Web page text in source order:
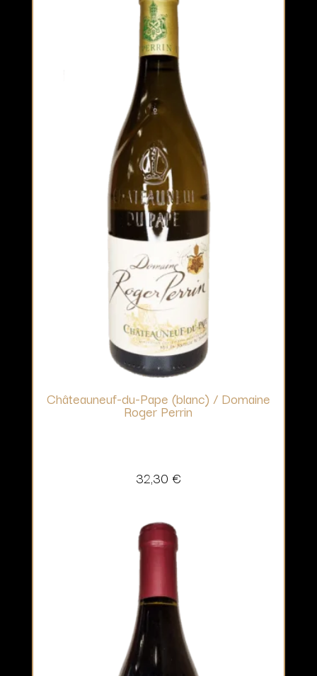
Châteauneuf-du-Pape (blanc) / Domaine
Roger Perrin
32,30 €